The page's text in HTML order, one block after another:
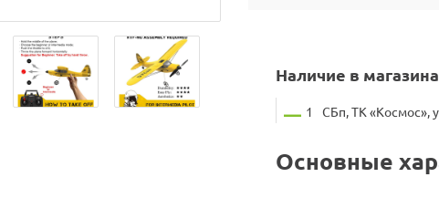
Наличие в
1 СБп, ТК «Космос»,
Основные